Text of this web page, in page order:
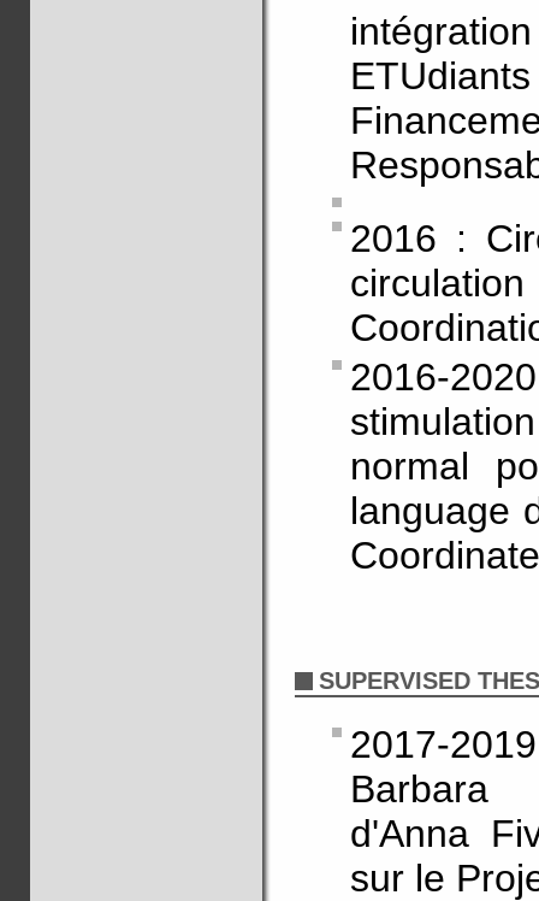
2016 :
2016-
normal
language
SUPERVISED
2017-
Barbara
d'Anna
sur le